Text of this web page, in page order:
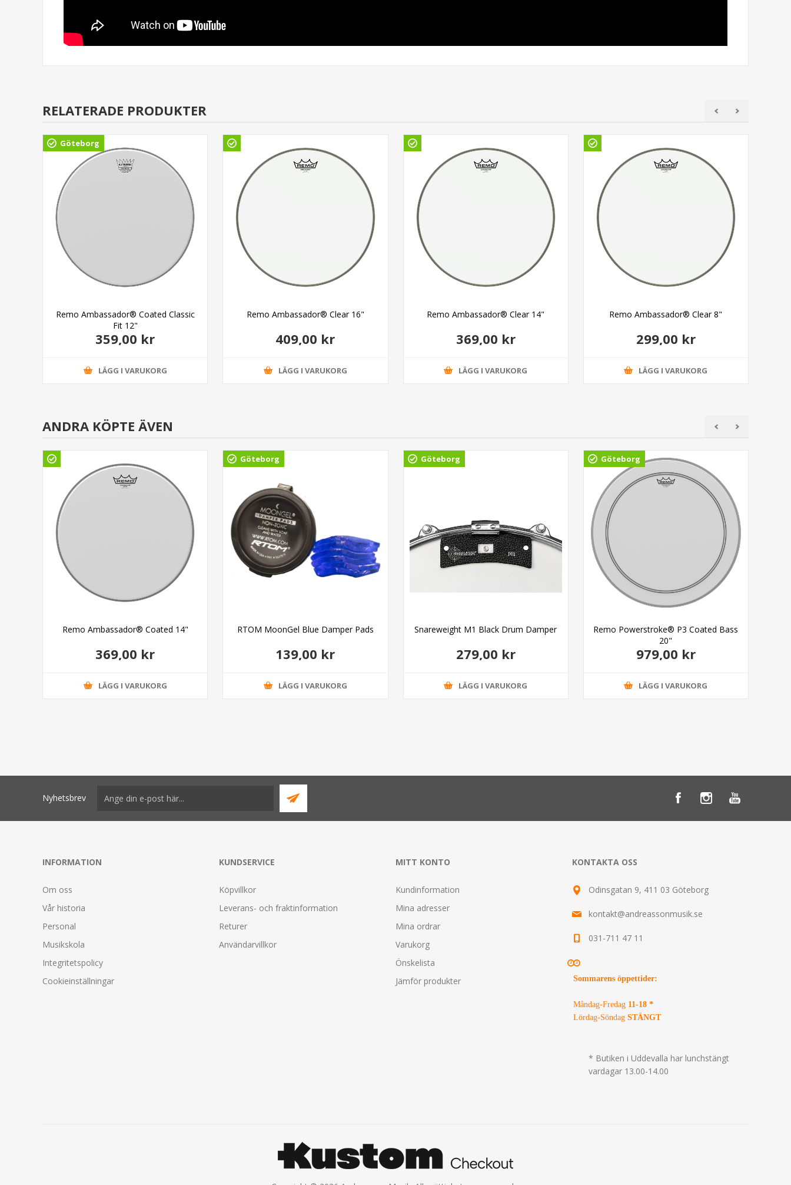
RELATERADE PRODUKTER
Göteborg
Remo Ambassador® Coated Classic
Fit 12"
359,00 kr
LÄGG I VARUKORG
Remo Ambassador® Clear 16"
409,00 kr
LÄGG I VARUKORG
Remo Ambassador® Clear 14"
369,00 kr
LÄGG I VARUKORG
Remo Ambassador® Clear 8"
299,00 kr
LÄGG I VARUKORG
ANDRA KÖPTE ÄVEN
Remo Ambassador® Coated 14"
369,00 kr
LÄGG I VARUKORG
Göteborg
RTOM MoonGel Blue Damper Pads
139,00 kr
LÄGG I VARUKORG
Göteborg
Snareweight M1 Black Drum Damper
279,00 kr
LÄGG I VARUKORG
Göteborg
Remo Powerstroke® P3 Coated Bass
20"
979,00 kr
LÄGG I VARUKORG
Nyhetsbrev
INFORMATION
Om oss
Vår historia
Personal
Musikskola
Integritetspolicy
Cookieinställningar
KUNDSERVICE
Köpvillkor
Leverans- och fraktinformation
Returer
Användarvillkor
MITT KONTO
Kundinformation
Mina adresser
Mina ordrar
Varukorg
Önskelista
Jämför produkter
KONTAKTA OSS
Odinsgatan 9, 411 03 Göteborg
kontakt@andreassonmusik.se
031-711 47 11
Sommarens öppettider:
Måndag-Fredag 11-18 *
Lördag-Söndag STÄNGT
* Butiken i Uddevalla har lunchstängt
vardagar 13.00-14.00